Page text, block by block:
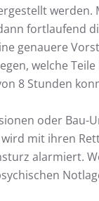
werden.
fortlaufend
genauere
welche
8 Stunden
oder Bau-
mit ihren
alarmiert.